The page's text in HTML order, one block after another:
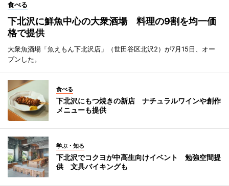
食べる
下北沢に鮮魚中心の大衆酒場 料理の9割を均一価
格で提供
大衆魚酒場「魚えもん下北沢店」（世田谷区北沢2）が7月15日、オー
プンした。
食べる
下北沢にもつ焼きの新店 ナチュラルワインや創作
メニューも提供
学ぶ・知る
下北沢でコクヨが中高生向けイベント 勉強空間提
供 文具バイキングも